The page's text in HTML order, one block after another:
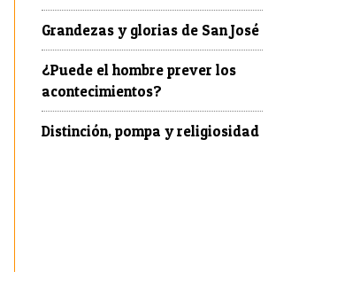
Grandezas y glorias de San José
¿Puede el hombre prever los
acontecimientos?
Distinción, pompa y religiosidad